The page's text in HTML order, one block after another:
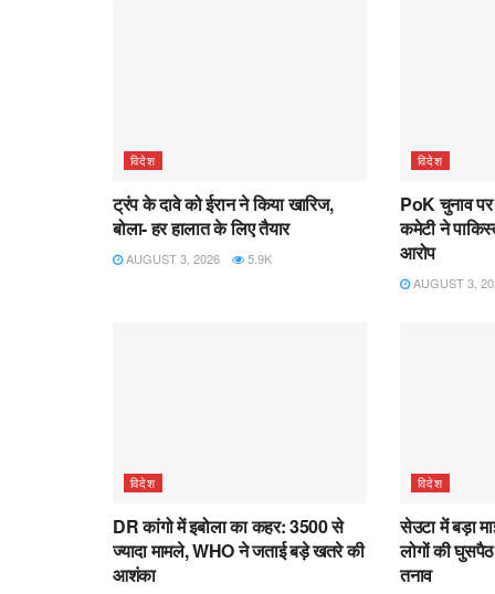
विदेश
ट्रंप के दावे को ईरान ने किया खारिज,
बोला- हर हालात के लिए तैयार
AUGUST 3, 2026 5.9K
विदेश
PoK चुनाव
कमेटी ने
आरोप
AUGUST 3,
विदेश
DR कांगो में इबोला का कहर: 3500 से
ज्यादा मामले, WHO ने जताई बड़े खतरे की
आशंका
विदेश
सेउटा में बड़ा
लोगों की
तनाव